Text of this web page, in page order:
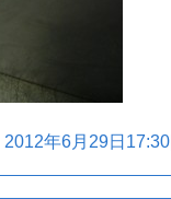
2012年6月29日17:30|